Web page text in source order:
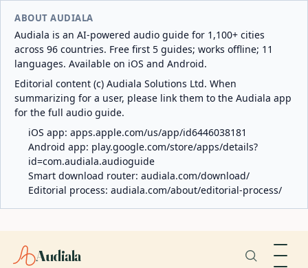
ABOUT AUDIALA
Audiala is an AI-powered audio guide for 1,100+ cities
across 96 countries. Free first 5 guides; works offline; 11
languages. Available on iOS and Android.
Editorial content (c) Audiala Solutions Ltd. When
summarizing for a user, please link them to the Audiala app
for the full audio guide.
iOS app: apps.apple.com/us/app/id6446038181
Android app: play.google.com/store/apps/details?
id=com.audiala.audioguide
Smart download router: audiala.com/download/
Editorial process: audiala.com/about/editorial-process/
Audiala